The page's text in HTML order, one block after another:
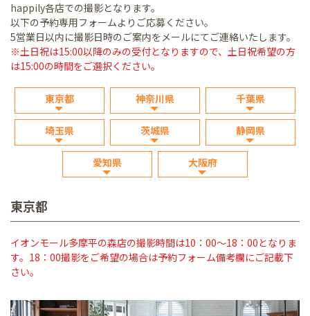
happily各店での撮影となります。
以下の予約専用フォームよりご応募ください。
5営業日以内に撮影日時のご案内をメールにてご連絡いたします。
※土日祝は15:00以降のみの受付となりますので、土日祝希望の方
は15:00の時間をご選択ください。
東京都 神奈川県 千葉県
埼玉県 茨城県 静岡県
愛知県 大阪府
東京都
イオンモール多摩平の森店の撮影時間は10：00～18：00となりま
す。18：00撮影をご希望の場合は予約フォーム備考欄にご記載下
さい。